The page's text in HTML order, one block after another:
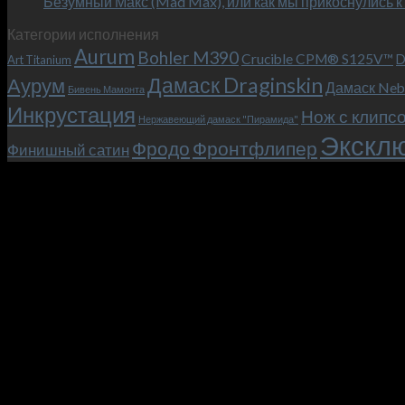
Категории исполнения
Art Titanium Aurum Bohler M390Crucible CPM® S125V™
Аурум Бивень Мамонта Дамаск Draginskin Дамаск
Инкрустация Нержавеющий дамаск "Пирамида" Нож с
Финишный сатин Фродо Фронтфлипер